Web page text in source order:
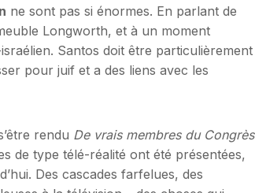
ne sont pas si énormes. En parlant de
Longworth, et à un moment
Santos doit être particulièrement
pour juif et a des liens avec les
rendu De vrais membres du Congrès
de type télé-réalité ont été présentées,
Des cascades farfelues, des